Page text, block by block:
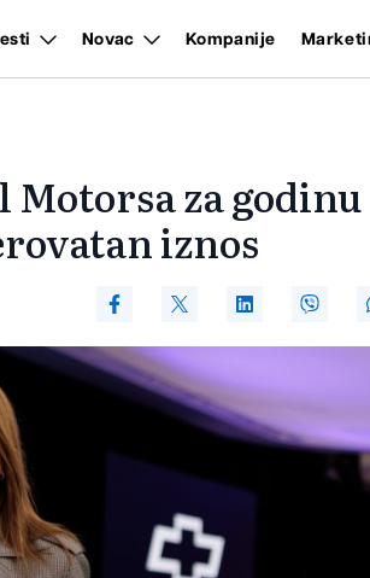
Novac Kompanije
za godinu
iznos